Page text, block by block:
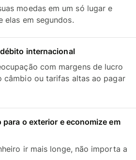
moedas em um só lugar e
elas em segundos.
internacional
com margens de lucro
câmbio ou tarifas altas ao pagar
para o exterior e economize em
ir mais longe, não importa a